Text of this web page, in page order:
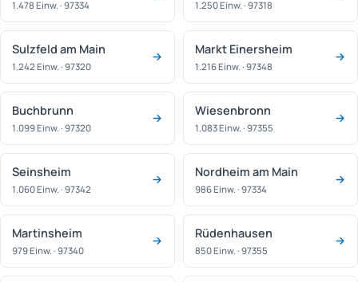
1.478 Einw. · 97334 1.250 Einw. · 97318
Sulzfeld am Main
1.242 Einw. · 97320
Markt Einersheim
1.216 Einw. · 97348
Buchbrunn
1.099 Einw. · 97320
Wiesenbronn
1.083 Einw. · 97355
Seinsheim
1.060 Einw. · 97342
Nordheim am Main
986 Einw. · 97334
Martinsheim
979 Einw. · 97340
Rüdenhausen
850 Einw. · 97355